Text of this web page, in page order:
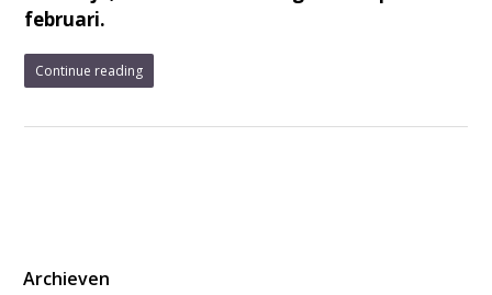
februari.
Continue reading
Archieven